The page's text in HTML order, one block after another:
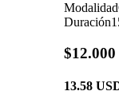
Modalidad
Duración
13.58